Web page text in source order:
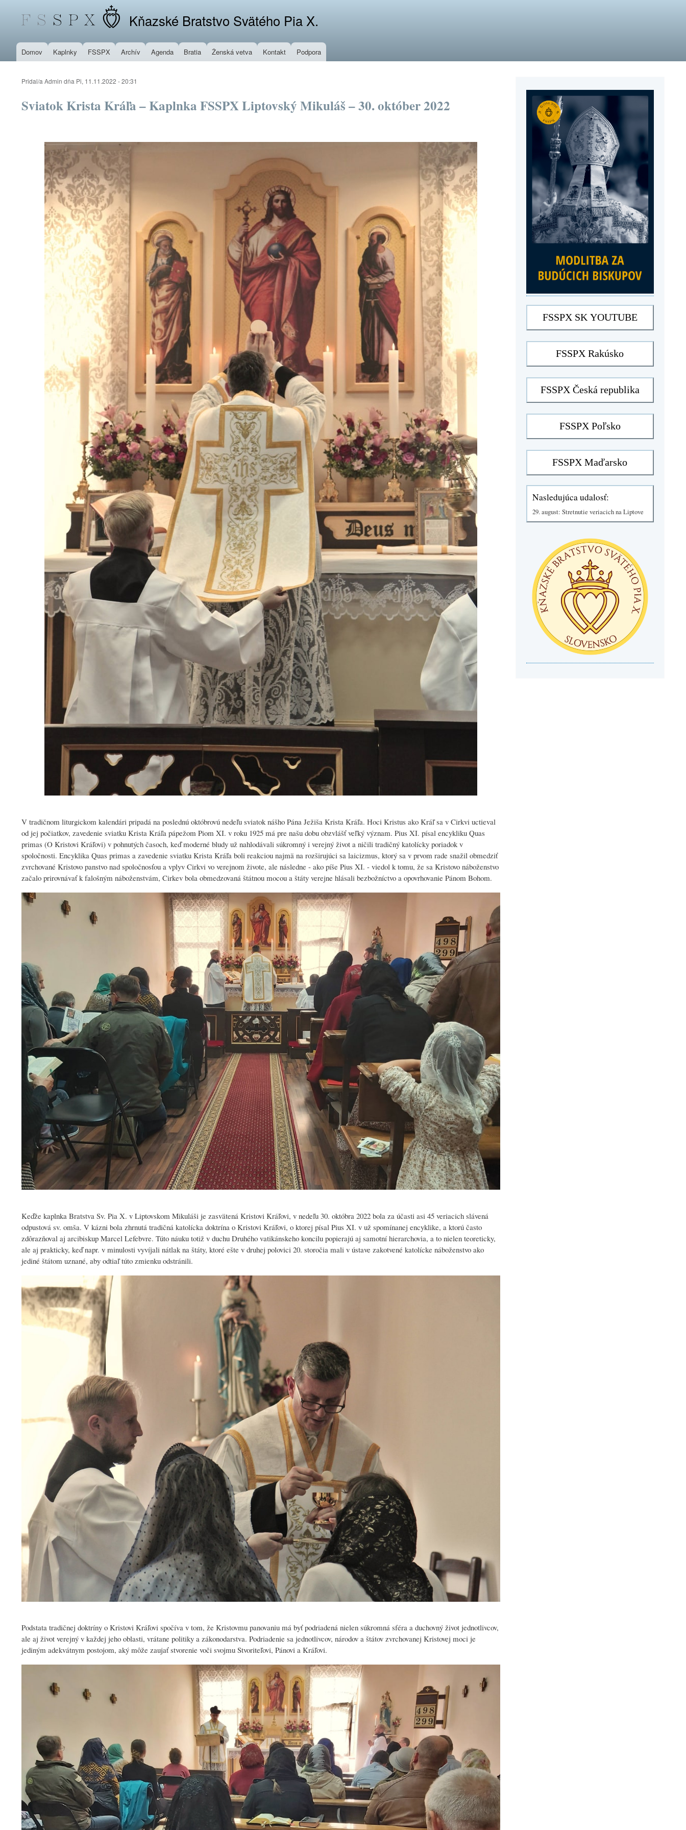
Kňazské Bratstvo Svätého Pia X.
Domov Kaplnky FSSPX Archív Agenda Bratia Ženská vetva Kontakt Podpora
Pridal/a Admin dňa Pi, 11.11.2022 - 20:31
Sviatok Krista Kráľa – Kaplnka FSSPX Liptovský Mikuláš – 30. október 2022
V tradičnom liturgickom kalendári pripadá na poslednú októbrovú nedeľu sviatok nášho Pána Ježiša Krista Kráľa. Hoci Kristus ako Kráľ sa v Cirkvi uctieval
od jej počiatkov, zavedenie sviatku Krista Kráľa pápežom Piom XI. v roku 1925 má pre našu dobu obzvlášť veľký význam. Pius XI. písal encykliku Quas
primas (O Kristovi Kráľovi) v pohnutých časoch, keď moderné bludy už nahlodávali súkromný i verejný život a ničili tradičný katolícky poriadok v
spoločnosti. Encyklika Quas primas a zavedenie sviatku Krista Kráľa boli reakciou najmä na rozširujúci sa laicizmus, ktorý sa v prvom rade snažil obmedziť
zvrchované Kristovo panstvo nad spoločnosťou a vplyv Cirkvi vo verejnom živote, ale následne - ako píše Pius XI. - viedol k tomu, že sa Kristovo náboženstvo
začalo prirovnávať k falošným náboženstvám, Cirkev bola obmedzovaná štátnou mocou a štáty verejne hlásali bezbožníctvo a opovrhovanie Pánom Bohom.
Keďže kaplnka Bratstva Sv. Pia X. v Liptovskom Mikuláši je zasvätená Kristovi Kráľovi, v nedeľu 30. októbra 2022 bola za účasti asi 45 veriacich slávená
odpustová sv. omša. V kázni bola zhrnutá tradičná katolícka doktrína o Kristovi Kráľovi, o ktorej písal Pius XI. v už spomínanej encyklike, a ktorú často
zdôrazňoval aj arcibiskup Marcel Lefebvre. Túto náuku totiž v duchu Druhého vatikánskeho koncilu popierajú aj samotní hierarchovia, a to nielen teoreticky,
ale aj prakticky, keď napr. v minulosti vyvíjali nátlak na štáty, ktoré ešte v druhej polovici 20. storočia mali v ústave zakotvené katolícke náboženstvo ako
jediné štátom uznané, aby odtiaľ túto zmienku odstránili.
Podstata tradičnej doktríny o Kristovi Kráľovi spočíva v tom, že Kristovmu panovaniu má byť podriadená nielen súkromná sféra a duchovný život jednotlivcov,
ale aj život verejný v každej jeho oblasti, vrátane politiky a zákonodarstva. Podriadenie sa jednotlivcov, národov a štátov zvrchovanej Kristovej moci je
jediným adekvátnym postojom, aký môže zaujať stvorenie voči svojmu Stvoriteľovi, Pánovi a Kráľovi.
Nasledujúca udalosť:
29. august: Stretnutie veriacich na Liptove